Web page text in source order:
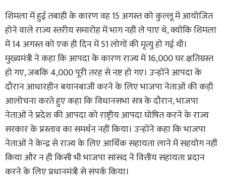
शिमला में हुई तबाही के कारण वह 15 अगस्त को कुल्लू में आयोजित
होने वाले राज्य स्तरीय समारोह में भाग नहीं ले पाए थे, क्योंकि शिमला
में 14 अगस्त को एक ही दिन में 51 लोगों की मृत्यु हो गई थी।
मुख्यमंत्री ने कहा कि आपदा के कारण राज्य में 16,000 घर क्षतिग्रस्त
हो गए, जबकि 4,000 पूरी तरह से नष्ट हो गए। उन्होंने आपदा के
दौरान आधारहीन बयानबाजी करने के लिए भाजपा नेताओं की कड़ी
आलोचना करते हुए कहा कि विधानसभा सत्र के दौरान, भाजपा
नेताओं ने प्रदेश की आपदा को राष्ट्रीय आपदा घोषित करने के राज्य
सरकार के प्रस्ताव का समर्थन नहीं किया। उन्होंने कहा कि भाजपा
नेताओं ने केन्द्र से राज्य के लिए आर्थिक सहायता लाने में सहयोग नहीं
किया और न ही किसी भी भाजपा सांसद ने वित्तीय सहायता प्रदान
करने के लिए प्रधानमंत्री से संपर्क किया।